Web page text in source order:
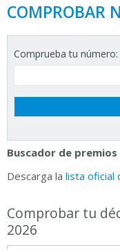
COMPROBAR
Comprueba tu número:
Buscador de
Descarga la lista oficial
Comprobar tu
2026